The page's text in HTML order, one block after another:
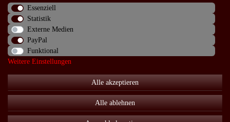
Impressum
Widerrufs­recht
Essenziell
Statistik
Externe Medien
PayPal
Funktional
Weitere Einstellungen
Alle akzeptieren
Alle ablehnen